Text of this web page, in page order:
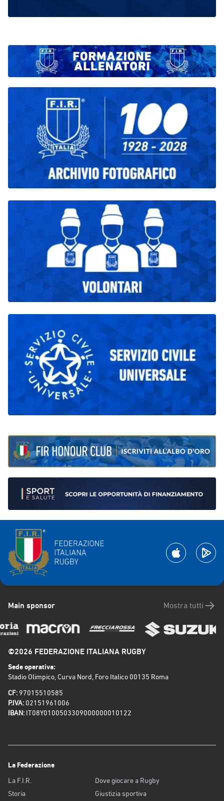
©2026 FEDERAZIONE ITALIANA RUGBY
Sede operativa:
Stadio Olimpico, Curva Nord, Foro Italico 00135 Roma
CF: 97015510585
P.IVA: 02151961006
IBAN: IT08Y0100503309000000010122
Main sponsor Mostra tutti
La Federazione
La F.I.R.
Storia
Dove giocare a Rugby
Giustizia sportiva